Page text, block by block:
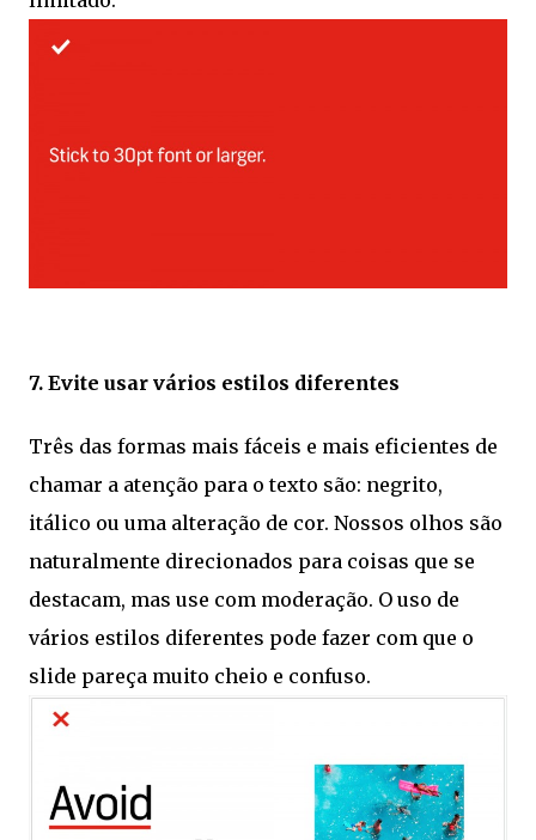
7. Evite usar vários estilos diferentes
Três das formas mais fáceis e mais eficientes de
chamar a atenção para o texto são: negrito,
itálico ou uma alteração de cor. Nossos olhos são
naturalmente direcionados para coisas que se
destacam, mas use com moderação. O uso de
vários estilos diferentes pode fazer com que o
slide pareça muito cheio e confuso.